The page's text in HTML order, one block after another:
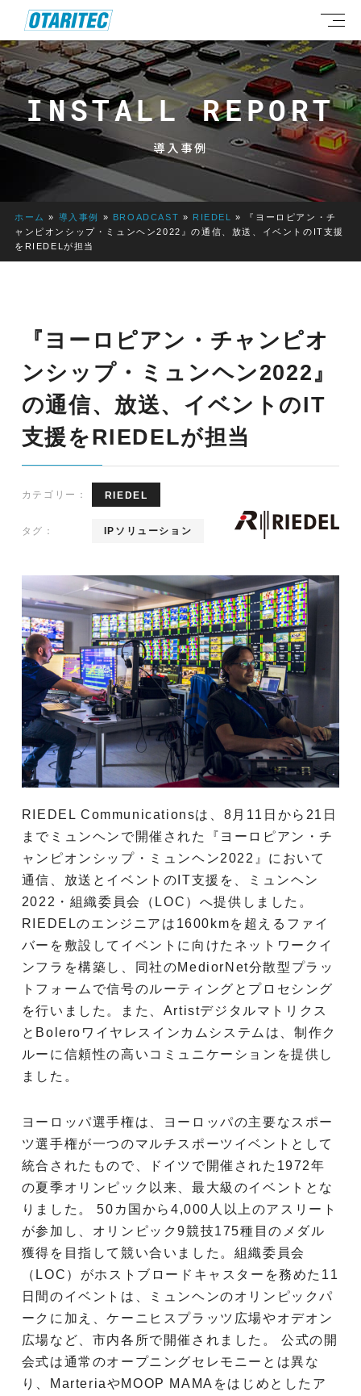
INSTALL REPORT
導入事例
ホーム » 導入事例 » BROADCAST » RIEDEL »
『ヨーロピアン・チ
ャンピオンシップ・ミュンヘン2022』の通信、放送、イベントのIT支援
をRIEDELが担当
『ヨーロピアン・チャンピオ
ンシップ・ミュンヘン2022』
の通信、放送、イベントのIT
支援をRIEDELが担当
カテゴリー： RIEDEL
タグ： IPソリューション
RIEDEL Communicationsは、8月11日から21日
までミュンヘンで開催された『ヨーロピアン・チ
ャンピオンシップ・ミュンヘン2022』において
通信、放送とイベントのIT支援を、ミュンヘン
2022・組織委員会（LOC）へ提供しました。
RIEDELのエンジニアは1600kmを超えるファイ
バーを敷設してイベントに向けたネットワークイ
ンフラを構築し、同社のMediorNet分散型プラッ
トフォームで信号のルーティングとプロセシング
を行いました。また、Artistデジタルマトリクス
とBoleroワイヤレスインカムシステムは、制作ク
ルーに信頼性の高いコミュニケーションを提供し
ました。
ヨーロッパ選手権は、ヨーロッパの主要なスポー
ツ選手権が一つのマルチスポーツイベントとして
統合されたもので、ドイツで開催された1972年
の夏季オリンピック以来、最大級のイベントとな
りました。 50カ国から4,000人以上のアスリート
が参加し、オリンピック9競技175種目のメダル
獲得を目指して競い合いました。組織委員会
（LOC）がホストブロードキャスターを務めた11
日間のイベントは、ミュンヘンのオリンピックパ
ークに加え、ケーニヒスプラッツ広場やオデオン
広場など、市内各所で開催されました。 公式の開
会式は通常のオープニングセレモニーとは異な
り、MarteriaやMOOP MAMAをはじめとしたア